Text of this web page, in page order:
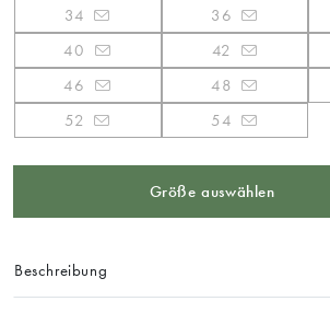
34 36
40
42
46
48
52
54
Größe auswählen
Beschreibung